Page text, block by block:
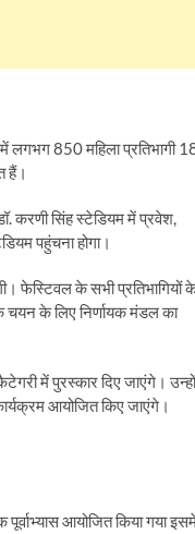
लगभग 850 महिला प्रतिभागी
हैं।
करणी सिंह स्टेडियम में प्रवेश,
पहुंचना होगा।
फेस्टिवल के सभी प्रतिभागियों
चयन के लिए निर्णायक मंडल का
में पुरस्कार दिए जाएंगे।
आयोजित किए जाएंगे।
आयोजित किया गया